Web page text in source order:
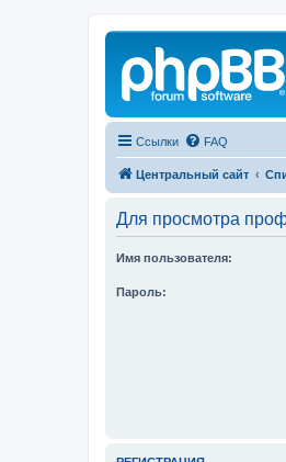
Ссылки FAQ
Центральный сайт
Для просмотра
Имя пользователя:
Пароль: